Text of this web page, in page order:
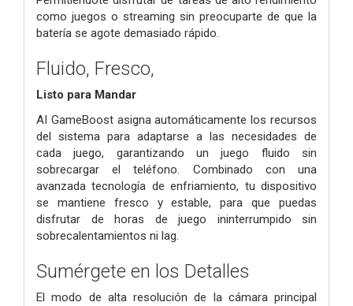
como juegos o streaming sin preocuparte de que la
batería se agote demasiado rápido.
Fluido, Fresco,
Listo para Mandar
AI GameBoost asigna automáticamente los recursos
del sistema para adaptarse a las necesidades de
cada juego, garantizando un juego fluido sin
sobrecargar el teléfono. Combinado con una
avanzada tecnología de enfriamiento, tu dispositivo
se mantiene fresco y estable, para que puedas
disfrutar de horas de juego ininterrumpido sin
sobrecalentamientos ni lag.
Sumérgete en los Detalles
El modo de alta resolución de la cámara principal